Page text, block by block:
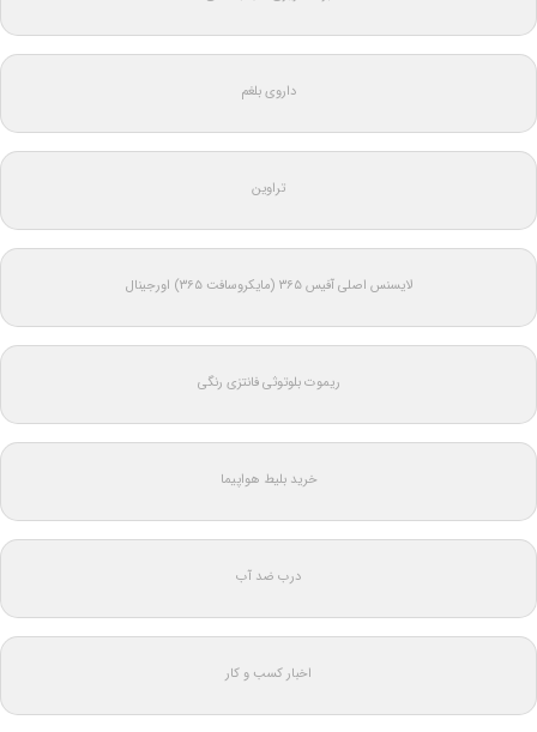
داروی بلغم
تراوین
لایسنس اصلی آفیس ۳۶۵ (مایکروسافت ۳۶۵) اورجینال
ریموت بلوتوثی فانتزی رنگی
خرید بلیط هواپیما
درب ضد آب
اخبار کسب و کار